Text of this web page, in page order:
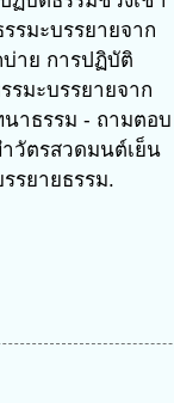
รมะบรรยายจาก
าย การปฏิบัติ
รมะบรรยายจาก
าธรรม - ถามตอบ
วัตรสวดมนต์เย็น
รยายธรรม.